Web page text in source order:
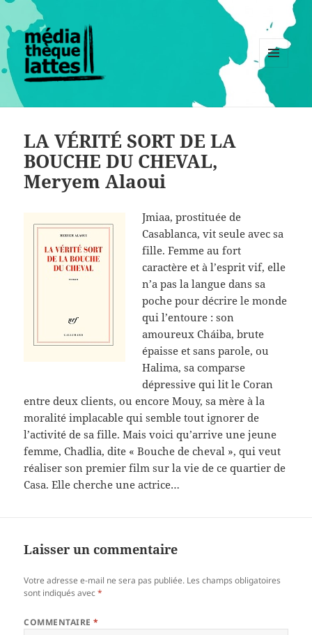
MENU
WIDGETS
LA VÉRITÉ SORT DE LA
BOUCHE DU CHEVAL,
Meryem Alaoui
Jmiaa, prostituée de
Casablanca, vit seule avec sa
fille. Femme au fort
caractère et à l’esprit vif, elle
n’a pas la langue dans sa
poche pour décrire le monde
qui l’entoure : son
amoureux Cháiba, brute
épaisse et sans parole, ou
Halima, sa comparse
dépressive qui lit le Coran
entre deux clients, ou encore Mouy, sa mère à la
moralité implacable qui semble tout ignorer de
l’activité de sa fille. Mais voici qu’arrive une jeune
femme, Chadlia, dite « Bouche de cheval », qui veut
réaliser son premier film sur la vie de ce quartier de
Casa. Elle cherche une actrice…
Laisser un commentaire
Votre adresse e-mail ne sera pas publiée. Les champs obligatoires
sont indiqués avec*
COMMENTAIRE*